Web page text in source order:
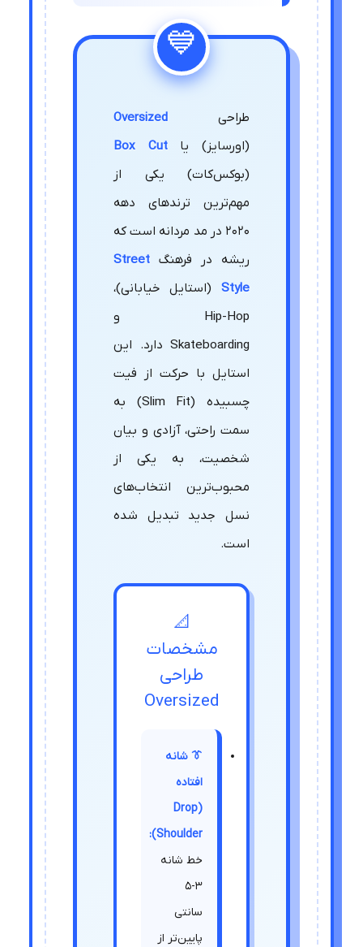
طراحی Oversized
(اورسایز) یاBox Cut
(بوکس‌کات) یکی از
مهم‌ترین ترندهای دهه
2020 در مد مردانه است که
ریشه در فرهنگ Street
Style (استایل خیابانی)،
Hip-Hop و
Skateboarding دارد. این
استایل با حرکت از فیت
چسبیده (Slim Fit) به
سمت راحتی، آزادی و بیان
شخصیت، به یکی از
محبوب‌ترین انتخاب‌های
نسل جدید تبدیل شده
است.
📐
مشخصات
طراحی
Oversized
👔 شانه
افتاده
(Drop
Shoulder):
خط شانه
3-5
سانتی
پایین‌تر از